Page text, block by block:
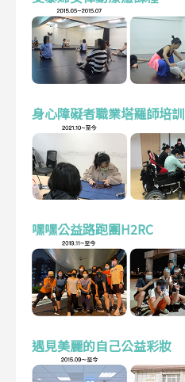
身心障礙者職業塔羅師培訓
嘿嘿公益路跑團H2RC
遇見美麗的自己公益彩妝